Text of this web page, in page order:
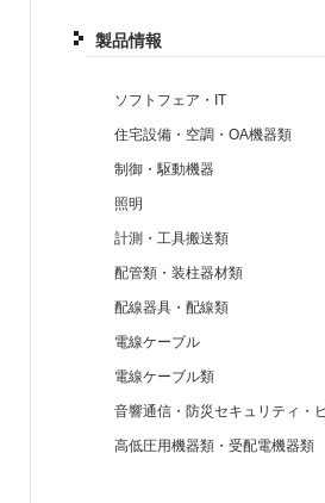
製品情報
ソフトフェア・IT
住宅設備・空調・OA機器類
制御・駆動機器
照明
計測・工具搬送類
配管類・装柱器材類
配線器具・配線類
電線ケーブル
電線ケーブル類
音響通信・防災セキュリティ・
高低圧用機器類・受配電機器類